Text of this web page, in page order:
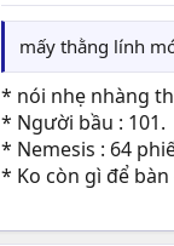
mấy thằng lính
* nói nhẹ nhàng
* Người bầu : 101.
* Nemesis : 64
* Ko còn gì để bàn